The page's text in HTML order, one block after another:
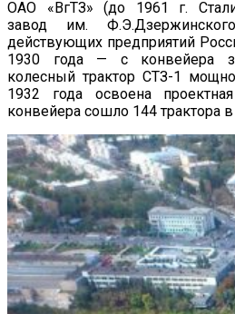
ОАО «ВгТЗ» (до 1961 г.
завод им.
действующих предприятий
1930 года — с конвейера
колесный трактор СТЗ-1
1932 года освоена
конвейера сошло 144 трактора в